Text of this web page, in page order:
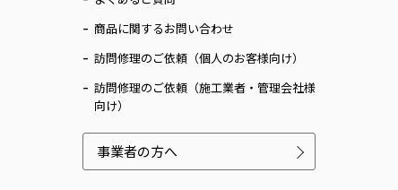
商品に関するお問い合わせ
訪問修理のご依頼（個人のお客様向け）
訪問修理のご依頼（施工業者・管理会社様
向け）
事業者の方へ